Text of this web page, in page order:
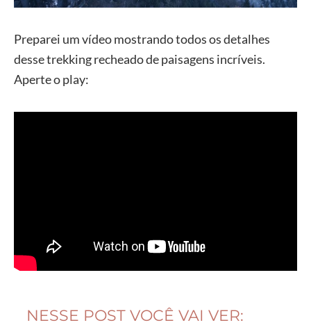
Preparei um vídeo mostrando todos os detalhes
desse trekking recheado de paisagens incríveis.
Aperte o play:
NESSE POST VOCÊ VAI VER: